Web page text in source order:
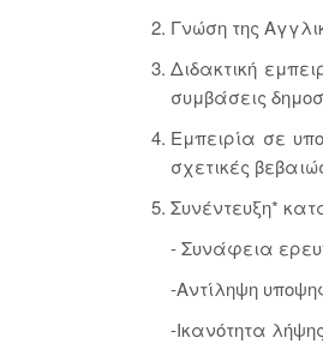
Γνώση της
Διδακτική
συμβάσεις
Εμπειρία σε
σχετικές
Συνέντευξη*
- Συνάφεια
-Αντίληψη
-Ικανότητα